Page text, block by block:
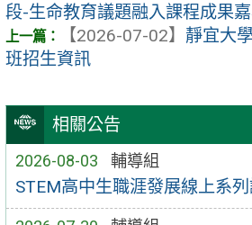
相關公告
2026-08-03 輔導組
STEM高中生職涯發展線上系
段-生命教育議題融入課程成果
【2026-07-02】 靜宜大
班招生資訊